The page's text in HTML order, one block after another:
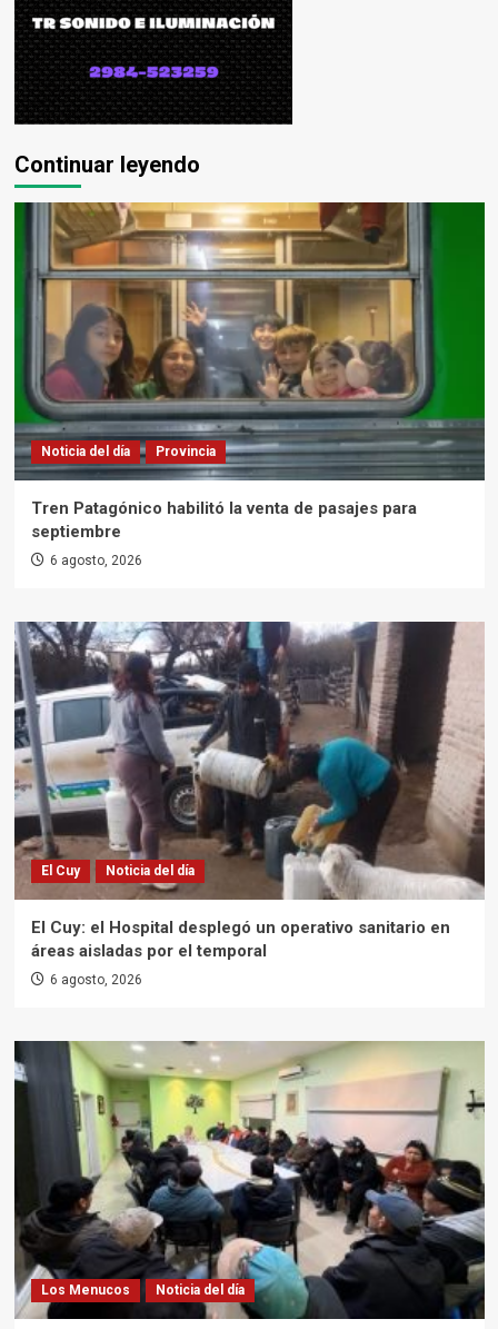
Continuar leyendo
Noticia del día Provincia
Tren Patagónico habilitó la venta de pasajes para
septiembre
6 agosto, 2026
El Cuy Noticia del día
El Cuy: el Hospital desplegó un operativo sanitario en
áreas aisladas por el temporal
6 agosto, 2026
Los Menucos Noticia del día